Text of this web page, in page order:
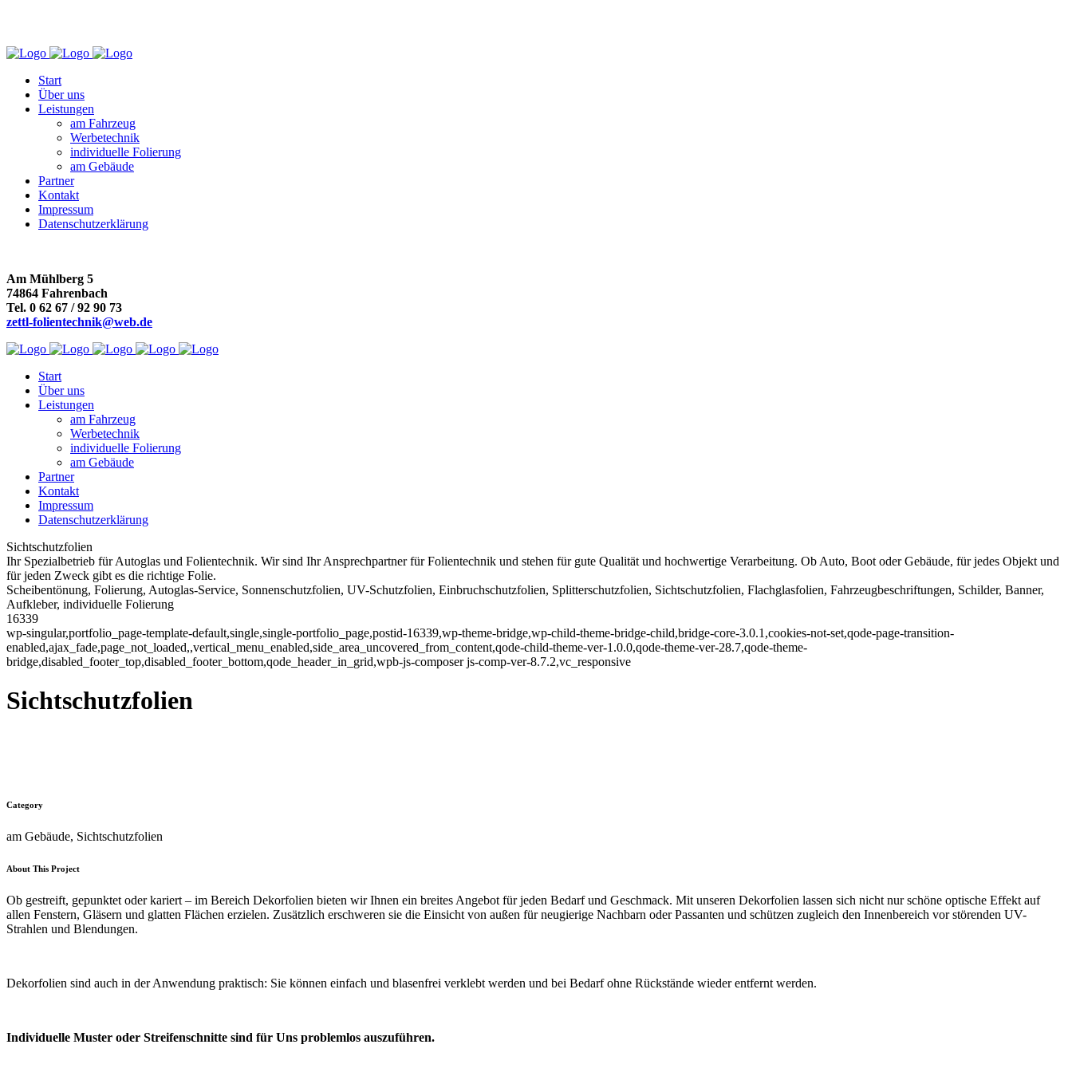
Start
Über uns
Leistungen
am Fahrzeug
Werbetechnik
individuelle Folierung
am Gebäude
Partner
Kontakt
Impressum
Datenschutzerklärung
Am Mühlberg 5
74864 Fahrenbach
Tel. 0 62 67 / 92 90 73
zettl-folientechnik@web.de
Start
Über uns
Leistungen
am Fahrzeug
Werbetechnik
individuelle Folierung
am Gebäude
Partner
Kontakt
Impressum
Datenschutzerklärung
Sichtschutzfolien
Ihr Spezialbetrieb für Autoglas und Folientechnik. Wir sind Ihr Ansprechpartner für Folientechnik und stehen für gute Qualität und hochwertige Verarbeitung. Ob Auto, Boot oder Gebäude, für jedes Objekt und
für jeden Zweck gibt es die richtige Folie.
Scheibentönung, Folierung, Autoglas-Service, Sonnenschutzfolien, UV-Schutzfolien, Einbruchschutzfolien, Splitterschutzfolien, Sichtschutzfolien, Flachglasfolien, Fahrzeugbeschriftungen, Schilder, Banner,
Aufkleber, individuelle Folierung
16339
wp-singular,portfolio_page-template-default,single,single-portfolio_page,postid-16339,wp-theme-bridge,wp-child-theme-bridge-child,bridge-core-3.0.1,cookies-not-set,qode-page-transition-
enabled,ajax_fade,page_not_loaded,,vertical_menu_enabled,side_area_uncovered_from_content,qode-child-theme-ver-1.0.0,qode-theme-ver-28.7,qode-theme-
bridge,disabled_footer_top,disabled_footer_bottom,qode_header_in_grid,wpb-js-composer js-comp-ver-8.7.2,vc_responsive
Sichtschutzfolien
Category
am Gebäude, Sichtschutzfolien
About This Project
Ob gestreift, gepunktet oder kariert – im Bereich Dekorfolien bieten wir Ihnen ein breites Angebot für jeden Bedarf und Geschmack. Mit unseren Dekorfolien lassen sich nicht nur schöne optische Effekt auf
allen Fenstern, Gläsern und glatten Flächen erzielen. Zusätzlich erschweren sie die Einsicht von außen für neugierige Nachbarn oder Passanten und schützen zugleich den Innenbereich vor störenden UV-
Strahlen und Blendungen.
Dekorfolien sind auch in der Anwendung praktisch: Sie können einfach und blasenfrei verklebt werden und bei Bedarf ohne Rückstände wieder entfernt werden.
Individuelle Muster oder Streifenschnitte sind für Uns problemlos auszuführen.